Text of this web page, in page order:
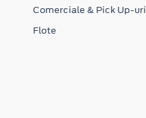
Comerciale & Pick Up-uri
Flote